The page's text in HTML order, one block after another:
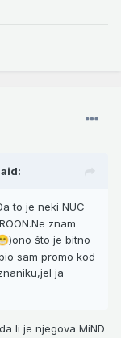
to je neki NUC
znam
)ono što je bitno
sam promo kod
ja
li je njegova MiND